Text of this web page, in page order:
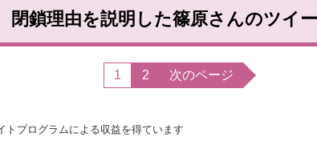
閉鎖理由を説明した篠原さんのツイ
1 2 次のページ
プログラムによる収益を得ています